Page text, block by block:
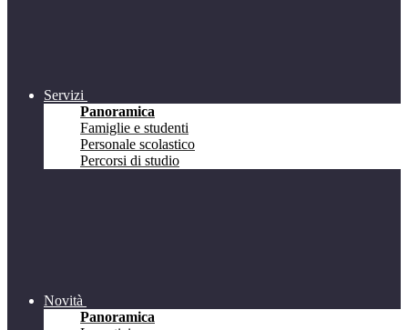
Servizi
Panoramica
Famiglie e studenti
Personale scolastico
Percorsi di studio
Novità
Panoramica